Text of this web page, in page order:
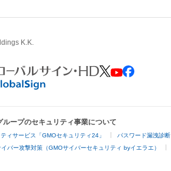
K.K.
ループのセキュリティ事業について
ィサービス「GMOセキュリティ24」 パスワード漏洩診断
イバー攻撃対策（GMOサイバーセキュリティ byイエラエ）